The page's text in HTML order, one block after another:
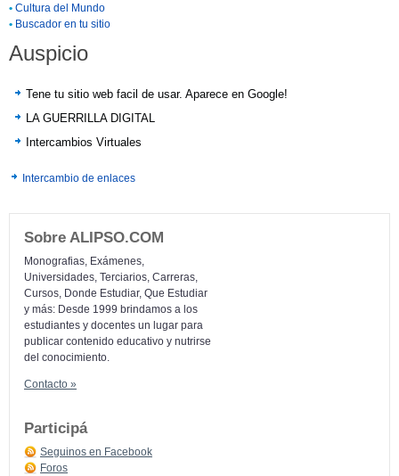
• Cultura del Mundo
• Buscador en tu sitio
Auspicio
Tene tu sitio web facil de usar. Aparece en Google!
LA GUERRILLA DIGITAL
Intercambios Virtuales
Intercambio de enlaces
Sobre ALIPSO.COM
Monografias, Exámenes,
Universidades, Terciarios, Carreras,
Cursos, Donde Estudiar, Que Estudiar
y más: Desde 1999 brindamos a los
estudiantes y docentes un lugar para
publicar contenido educativo y nutrirse
del conocimiento.
Contacto »
Participá
Seguinos en Facebook
Foros